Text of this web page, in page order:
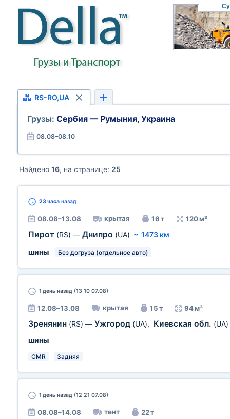
RS-RO,UA
Грузы: Сербия — Румыния, Украина
08.08–08.10
Найдено 16, на странице: 25
23 часа назад
08.08–13.08 крытая 16 т 120 м³
Пирот (RS) — Днипро (UA) ~ 1473 км
шины
Без догруза (отдельное авто)
1 день назад (13:10 07.08)
12.08–13.08 крытая 15 т 94 м³
Зренянин (RS) — Ужгород (UA), Киевская обл. (UA)
шины
CMR Задняя
1 день назад (12:21 07.08)
08.08–14.08 тент 22 т